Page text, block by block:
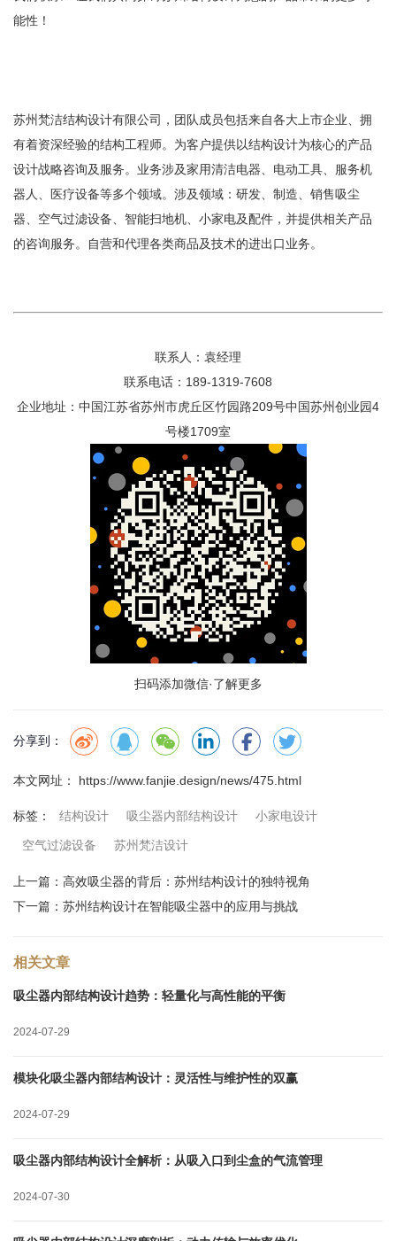
能性！
苏州梵洁结构设计有限公司，团队成员包括来自各大上市企业、拥
有着资深经验的结构工程师。为客户提供以结构设计为核心的产品
设计战略咨询及服务。业务涉及家用清洁电器、电动工具、服务机
器人、医疗设备等多个领域。涉及领域：研发、制造、销售吸尘
器、空气过滤设备、智能扫地机、小家电及配件，并提供相关产品
的咨询服务。自营和代理各类商品及技术的进出口业务。
联系人：袁经理
联系电话：189-1319-7608
企业地址：中国江苏省苏州市虎丘区竹园路209号中国苏州创业园4
号楼1709室
扫码添加微信·了解更多
分享到：
本文网址： https://www.fanjie.design/news/475.html
标签： 结构设计 吸尘器内部结构设计 小家电设计
空气过滤设备 苏州梵洁设计
上一篇： 高效吸尘器的背后：苏州结构设计的独特视角
下一篇： 苏州结构设计在智能吸尘器中的应用与挑战
相关文章
吸尘器内部结构设计趋势：轻量化与高性能的平衡
2024-07-29
模块化吸尘器内部结构设计：灵活性与维护性的双赢
2024-07-29
吸尘器内部结构设计全解析：从吸入口到尘盒的气流管理
2024-07-30